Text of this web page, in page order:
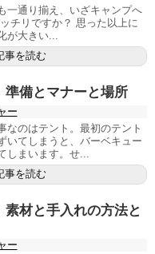
一通り揃え、いざキャンプへ
チリですか？ 思った以上に
が大きい...
事を読む
準備とマナーと場所
ー
なのはテント。最初のテント
いてしまうと、バーベキュー
しまいます。せ...
事を読む
材と手入れの方法と
ー